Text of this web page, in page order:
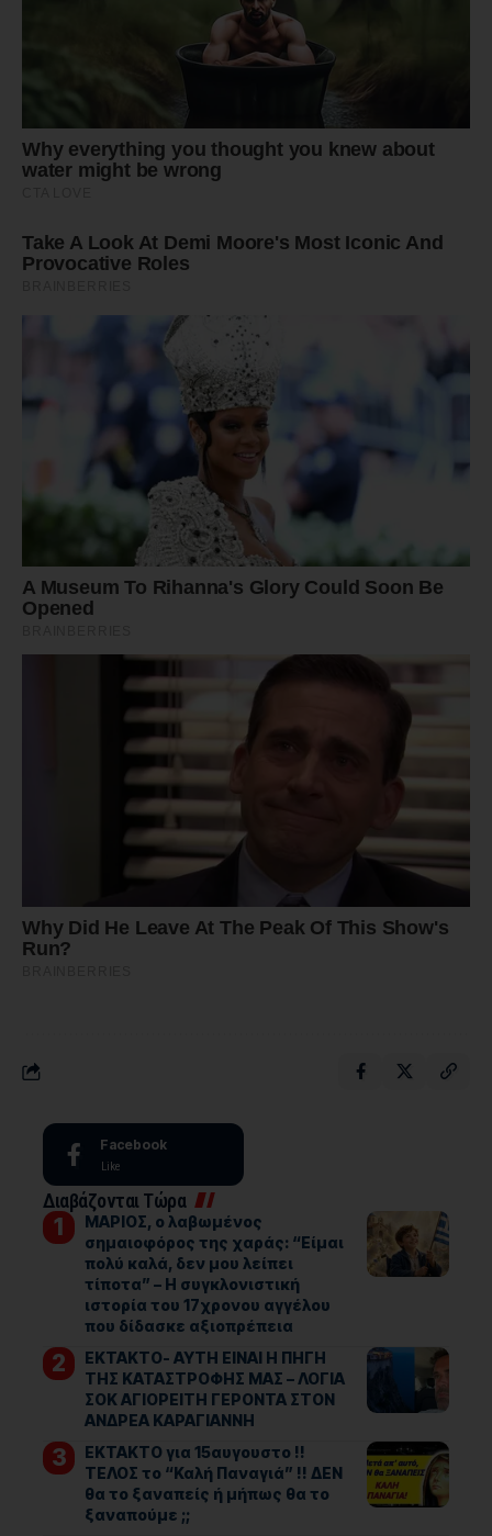
Facebook
Like
Διαβάζονται Τώρα
ΜΑΡΙΟΣ, ο λαβωμένος
σημαιοφόρος της χαράς: “Είμαι
πολύ καλά, δεν μου λείπει
τίποτα” – Η συγκλονιστική
ιστορία του 17χρονου αγγέλου
που δίδασκε αξιοπρέπεια
ΕΚΤΑΚΤΟ- ΑΥΤΗ ΕΙΝΑΙ Η ΠΗΓΗ
ΤΗΣ ΚΑΤΑΣΤΡΟΦΗΣ ΜΑΣ – ΛΟΓΙΑ
ΣΟΚ ΑΓΙΟΡΕΙΤΗ ΓΕΡΟΝΤΑ ΣΤΟΝ
ΑΝΔΡΕΑ ΚΑΡΑΓΙΑΝΝΗ
ΕΚΤΑΚΤΟ για 15αυγουστο !!
ΤΕΛΟΣ το “Καλή Παναγιά” !! ΔΕΝ
θα το ξαναπείς ή μήπως θα το
ξαναπούμε ;;